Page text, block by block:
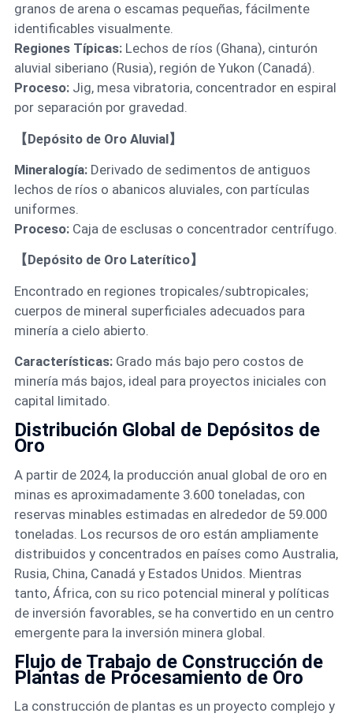
granos de arena o escamas pequeñas, fácilmente
identificables visualmente.
Regiones Típicas:Lechos de ríos (Ghana), cinturón
aluvial siberiano (Rusia), región de Yukon (Canadá).
Proceso:Jig, mesa vibratoria, concentrador en espiral
por separación por gravedad.
【Depósito de Oro Aluvial】
Mineralogía:Derivado de sedimentos de antiguos
lechos de ríos o abanicos aluviales, con partículas
uniformes.
Proceso:Caja de esclusas o concentrador centrífugo.
【Depósito de Oro Laterítico】
Encontrado en regiones tropicales/subtropicales;
cuerpos de mineral superficiales adecuados para
minería a cielo abierto.
Características:Grado más bajo pero costos de
minería más bajos, ideal para proyectos iniciales con
capital limitado.
Distribución Global de Depósitos de
Oro
A partir de 2024, la producción anual global de oro en
minas es aproximadamente 3.600 toneladas, con
reservas minables estimadas en alrededor de 59.000
toneladas. Los recursos de oro están ampliamente
distribuidos y concentrados en países como Australia,
Rusia, China, Canadá y Estados Unidos. Mientras
tanto, África, con su rico potencial mineral y políticas
de inversión favorables, se ha convertido en un centro
emergente para la inversión minera global.
Flujo de Trabajo de Construcción de
Plantas de Procesamiento de Oro
La construcción de plantas es un proyecto complejo y